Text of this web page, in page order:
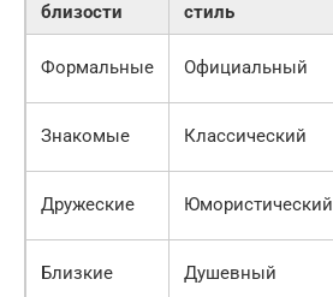
близости
стиль
Формальные Официальный
Знакомые Классический
Дружеские Юмористический
Близкие Душевный